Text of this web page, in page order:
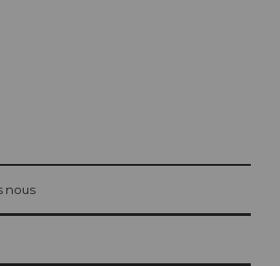
Lucerne
qu'hôte pour la nuit
nous